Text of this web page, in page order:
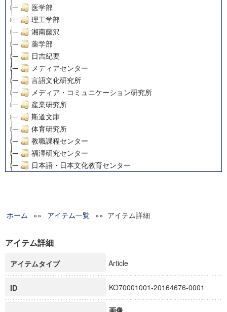
医学部
理工学部
湘南藤沢
薬学部
日吉紀要
メディアセンター
言語文化研究所
メディア・コミュニケーション研究所
産業研究所
斯道文庫
体育研究所
教職課程センター
福澤研究センター
日本語・日本文化教育センター
グローバルリサーチインスティテュート
科学研究費補助金研究成果報告書
慶應義塾大学グローバルCOEプログラム市民社会ガバナンス
慶應義塾大学グローバルCOEプログラム論理と感性の先端的
博士課程教育リーディングプログラム「超成熟社会発展のサ
学術雑誌掲載論文等(8)
ホーム »» アイテム一覧 »» アイテム詳細
アイテム詳細
アイテムタイプ Article
ID KO70001001-20164676-0001
画像